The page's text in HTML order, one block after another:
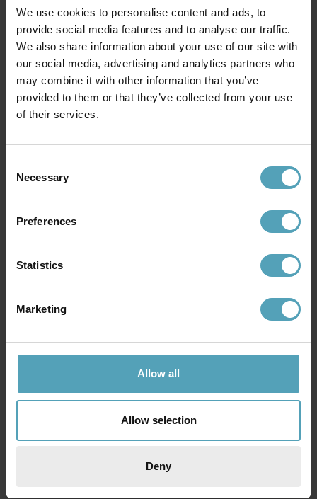
We use cookies to personalise content and ads, to
provide social media features and to analyse our traffic.
We also share information about your use of our site with
our social media, advertising and analytics partners who
may combine it with other information that you’ve
provided to them or that they’ve collected from your use
of their services.
Selection
Necessary
Preferences
Statistics
Marketing
Allow all
Allow selection
Deny
SEARCHLIGHT
Oxford 44cm bordslampa
Rek. 1 619 kr
GLOBO LIGHTING
Sofia 50cm bordslampa
Rek. 1 269 kr
Andra köpte även
SEARCHLIGHT SEARCHLIGHT
985 kr